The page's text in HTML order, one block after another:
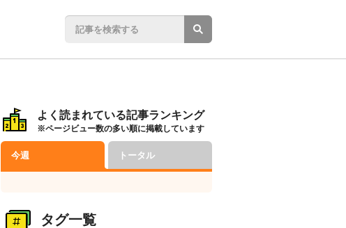
よく読まれている記事ランキング
※ページビュー数の多い順に掲載しています
今週 トータル
タグ一覧